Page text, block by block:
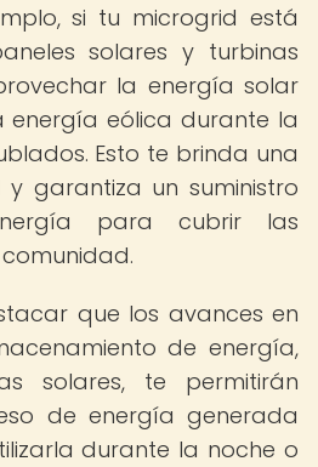
si tu microgrid está
solares y turbinas
la energía solar
eólica durante la
Esto te brinda una
garantiza un suministro
para cubrir las
que los avances en
de energía,
solares, te permitirán
de energía generada
durante la noche o